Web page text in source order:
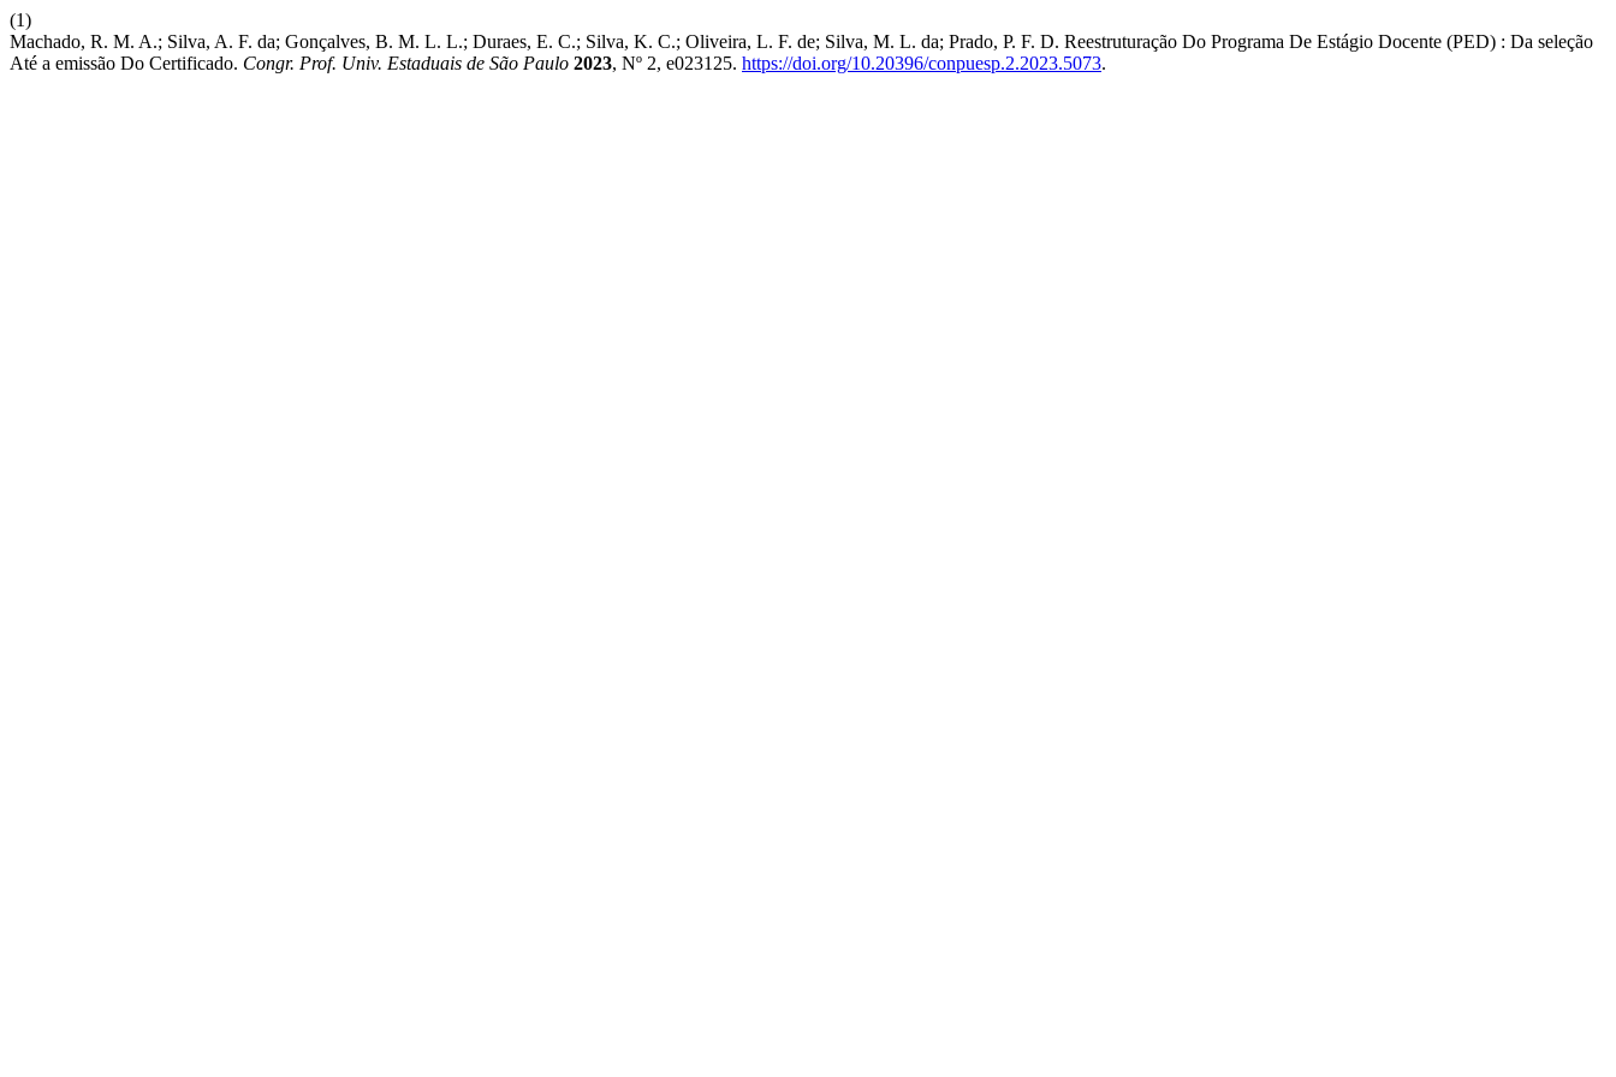
(1)
Machado, R. M. A.; Silva, A. F. da; Gonçalves, B. M. L. L.; Duraes, E. C.; Silva, K. C.; Oliveira, L. F. de; Silva, M. L. da; Prado, P. F. D. Reestruturação Do Programa De Estágio Docente (PED) : Da seleção
Até a emissão Do Certificado. Congr. Prof. Univ. Estaduais de São Paulo 2023, Nº 2, e023125. https://doi.org/10.20396/conpuesp.2.2023.5073.